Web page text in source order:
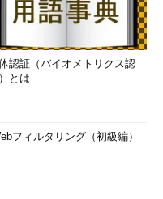
認証（バイオメトリクス認
とは
フィルタリング（初級編）